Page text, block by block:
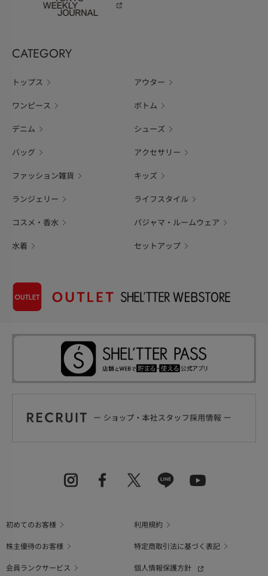
CATEGORY
トップス アウター
ワンピース ボトム
デニム シューズ
バッグ アクセサリー
ファッション雑貨 キッズ
ランジェリー ライフスタイル
コスメ・香水 パジャマ・ルームウェア
水着 セットアップ
初めてのお客様
利用規約
株主優待のお客様
特定商取引法に基づく表記
会員ランクサービス
個人情報保護方針